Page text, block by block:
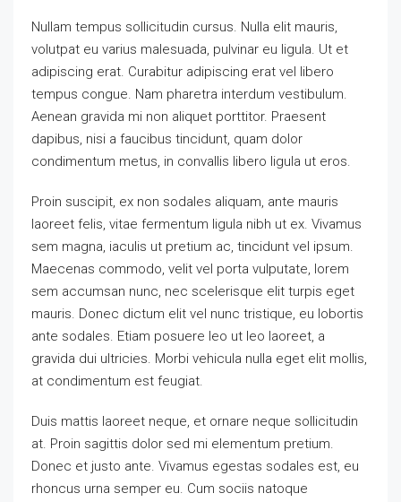
Nullam tempus sollicitudin cursus. Nulla elit mauris,
volutpat eu varius malesuada, pulvinar eu ligula. Ut et
adipiscing erat. Curabitur adipiscing erat vel libero
tempus congue. Nam pharetra interdum vestibulum.
Aenean gravida mi non aliquet porttitor. Praesent
dapibus, nisi a faucibus tincidunt, quam dolor
condimentum metus, in convallis libero ligula ut eros.
Proin suscipit, ex non sodales aliquam, ante mauris
laoreet felis, vitae fermentum ligula nibh ut ex. Vivamus
sem magna, iaculis ut pretium ac, tincidunt vel ipsum.
Maecenas commodo, velit vel porta vulputate, lorem
sem accumsan nunc, nec scelerisque elit turpis eget
mauris. Donec dictum elit vel nunc tristique, eu lobortis
ante sodales. Etiam posuere leo ut leo laoreet, a
gravida dui ultricies. Morbi vehicula nulla eget elit mollis,
at condimentum est feugiat.
Duis mattis laoreet neque, et ornare neque sollicitudin
at. Proin sagittis dolor sed mi elementum pretium.
Donec et justo ante. Vivamus egestas sodales est, eu
rhoncus urna semper eu. Cum sociis natoque